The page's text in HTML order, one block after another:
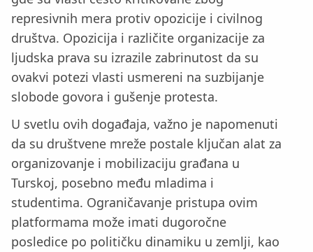
represivnih mera protiv opozicije i civilnog
društva. Opozicija i različite organizacije za
ljudska prava su izrazile zabrinutost da su
ovakvi potezi vlasti usmereni na suzbijanje
slobode govora i gušenje protesta.
U svetlu ovih događaja, važno je napomenuti
da su društvene mreže postale ključan alat za
organizovanje i mobilizaciju građana u
Turskoj, posebno među mladima i
studentima. Ograničavanje pristupa ovim
platformama može imati dugoročne
posledice po političku dinamiku u zemlji, kao